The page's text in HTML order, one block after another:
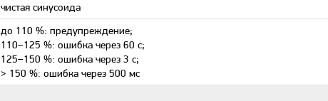
чистая синусоида
до 110 %: предупреждение;
110–125 %: ошибка через 60 с;
125–150 %: ошибка через 3 с;
> 150 %: ошибка через 500 мс